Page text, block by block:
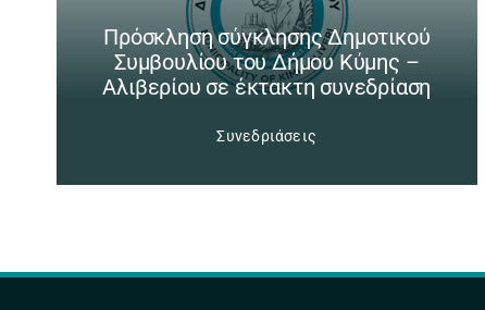
Πρόσκληση σύγκλησης Δημοτικού
Συμβουλίου του Δήμου Κύμης –
Αλιβερίου σε έκτακτη συνεδρίαση
Συνεδριάσεις